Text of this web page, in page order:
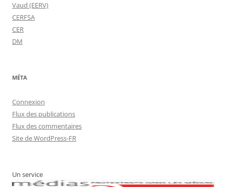
Vaud (EERV)
CERFSA
CER
DM
MÉTA
Connexion
Flux des publications
Flux des commentaires
Site de WordPress-FR
Un service